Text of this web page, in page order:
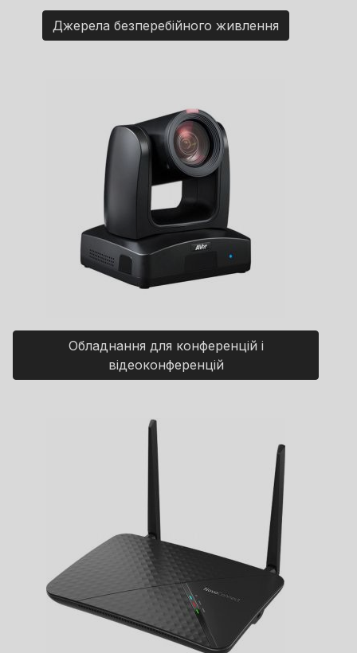
Джерела безперебійного живлення
Обладнання для конференцій і
відеоконференцій